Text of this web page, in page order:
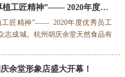
“焕发劳动热情、厚植工匠精神”—— 2020年度优秀员工表彰大会
工匠精神”—— 2020年度优秀员工
志成城。杭州胡庆余堂天然食品有
情洋溢的优秀员工表彰大会。 事
余堂形象店盛大开幕！